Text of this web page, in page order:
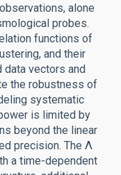
alone
probes.
functions of
and their
data vectors and
the robustness of
systematic
is limited by
beyond the linear
precision. The Λ
a time-dependent